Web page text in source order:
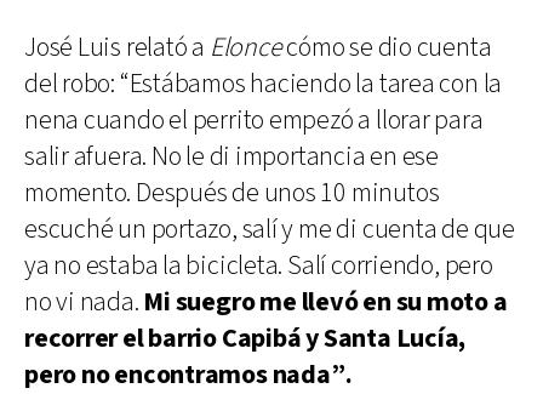
José Luis relató a Eloncecómo se dio cuenta
del robo: “Estábamos haciendo la tarea con la
nena cuando el perrito empezó a llorar para
salir afuera. No le di importancia en ese
momento. Después de unos 10 minutos
escuché un portazo, salí y me di cuenta de que
ya no estaba la bicicleta. Salí corriendo, pero
no vi nada. Mi suegro me llevó en su moto a
recorrer el barrio Capibá y Santa Lucía,
pero no encontramos nada”.